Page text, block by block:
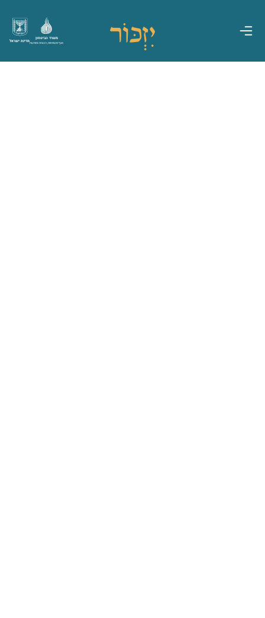
מדינת ישראל
משרד הביטחון
אגף משפחות, הנצחה ומורשת